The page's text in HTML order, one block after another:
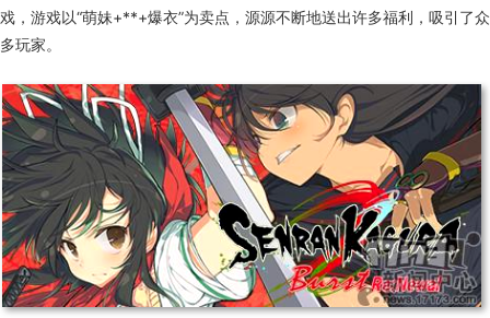
戏，游戏以“萌妹+**+爆衣”为卖点，源源不断地送出许多福利，吸引了众
多玩家。